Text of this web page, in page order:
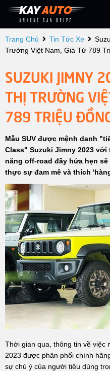
Trang Chủ Tin Tức Xe
Trường Việt Nam, Giá Từ 789
SUZUKI JIMNY
THỊ TRƯỜNG
789 TRIỆU
Mẫu SUV được mệnh danh
Class" Suzuki Jimny 2023
năng off-road đầy hứa hẹn
thực sự đam mê và thích
Thời gian qua, thông tin về việc
2023 được phân phối chính
sự chú ý của người tiêu dùng